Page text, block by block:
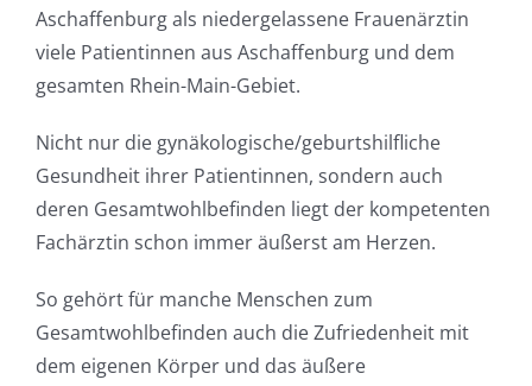
Aschaffenburg als niedergelassene Frauenärztin
viele Patientinnen aus Aschaffenburg und dem
gesamten Rhein-Main-Gebiet.
Nicht nur die gynäkologische/geburtshilfliche
Gesundheit ihrer Patientinnen, sondern auch
deren Gesamtwohlbefinden liegt der kompetenten
Fachärztin schon immer äußerst am Herzen.
So gehört für manche Menschen zum
Gesamtwohlbefinden auch die Zufriedenheit mit
dem eigenen Körper und das äußere